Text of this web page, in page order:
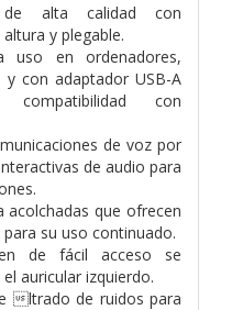
de alta calidad con
y plegable.
uso en ordenadores,
y con adaptador USB-A
con
de voz por
de audio para
acolchadas que ofrecen
para su uso continuado.
de fácil acceso se
auricular izquierdo.
ltrado de ruidos para